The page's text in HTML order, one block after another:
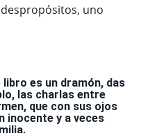
uno
es un dramón, das
las charlas entre
que con sus ojos
inocente y a veces